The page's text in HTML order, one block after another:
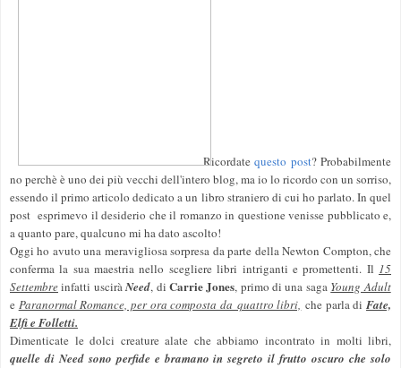
Ricordatequesto post? Probabilmente
no perchè è uno dei più vecchi dell'intero blog, ma io lo ricordo con un sorriso,
essendo il primo articolo dedicato a un libro straniero di cui ho parlato. In quel
post esprimevo il desiderio che il romanzo in questione venisse pubblicato e,
a quanto pare, qualcuno mi ha dato ascolto!
Oggi ho avuto una meravigliosa sorpresa da parte della Newton Compton, che
conferma la sua maestria nello scegliere libri intriganti e promettenti. Il 15
Settembreinfatti usciràNeed, di Carrie Jones, primo di una saga Young Adult
e Paranormal Romance, per ora composta da quattro libri, che parla diFate,
Elfi e Folletti.
Dimenticate le dolci creature alate che abbiamo incontrato in molti libri,
quelle di Need sono perfide e bramano in segreto il frutto oscuro che solo